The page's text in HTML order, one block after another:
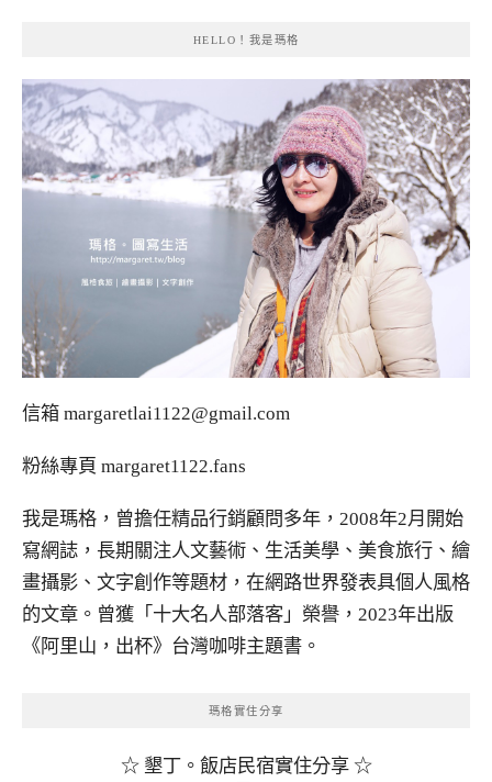
HELLO！我是瑪格
信箱 margaretlai1122@gmail.com
粉絲專頁 margaret1122.fans
我是瑪格，曾擔任精品行銷顧問多年，2008年2月開始
寫網誌，長期關注人文藝術、生活美學、美食旅行、繪
畫攝影、文字創作等題材，在網路世界發表具個人風格
的文章。曾獲「十大名人部落客」榮譽，2023年出版
《阿里山，出杯》台灣咖啡主題書。
瑪格實住分享
☆ 墾丁。飯店民宿實住分享 ☆